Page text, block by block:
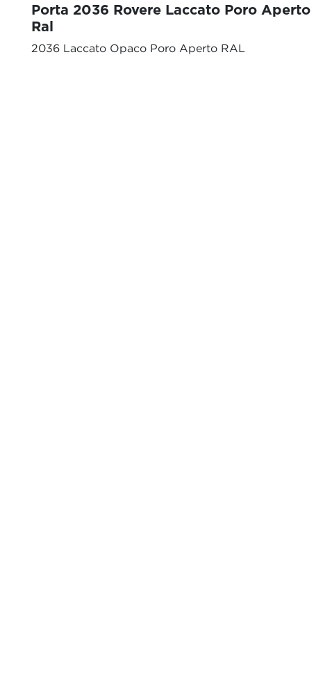
Porta 2036 Rovere Laccato Poro Aperto
Ral
2036 Laccato Opaco Poro Aperto RAL